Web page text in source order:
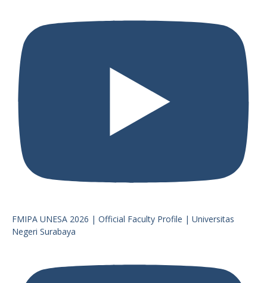
FMIPA UNESA 2026 | Official Faculty Profile | Universitas
Negeri Surabaya